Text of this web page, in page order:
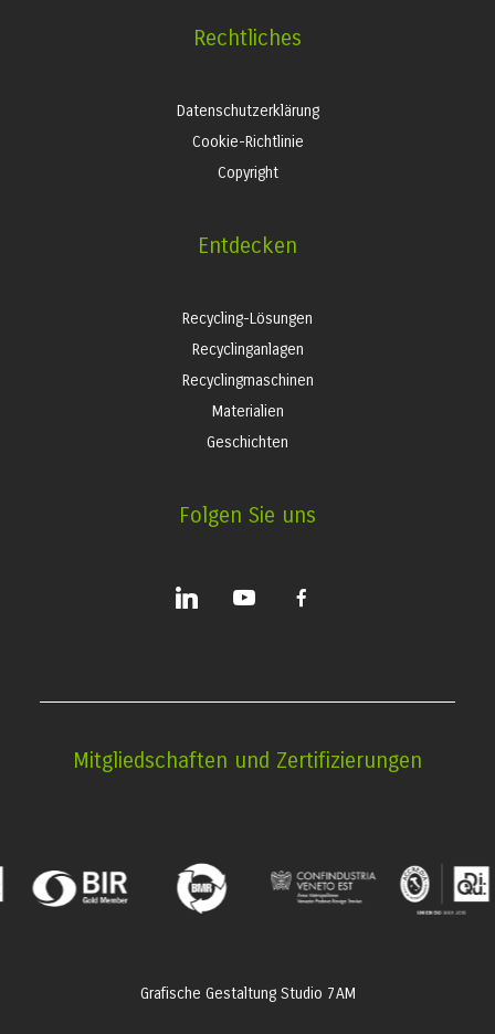
Rechtliches
Datenschutzerklärung
Cookie-Richtlinie
Copyright
Entdecken
Recycling-Lösungen
Recyclinganlagen
Recyclingmaschinen
Materialien
Geschichten
Folgen Sie uns
linkedin youtube
facebook-
Mitgliedschaften und Zertifizierungen
Grafische Gestaltung Studio 7AM